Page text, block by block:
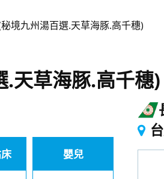
境九州湯百選.天草海豚.高千穗)
.天草海豚.高千穗)
嬰兒